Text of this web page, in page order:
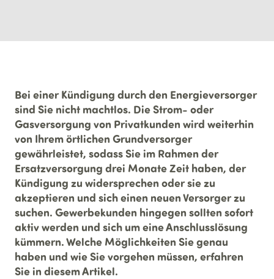
Bei einer Kündigung durch den Energieversorger
sind Sie nicht machtlos. Die Strom- oder
Gasversorgung von Privatkunden wird weiterhin
von Ihrem örtlichen Grundversorger
gewährleistet, sodass Sie im Rahmen der
Ersatzversorgung drei Monate Zeit haben, der
Kündigung zu widersprechen oder sie zu
akzeptieren und sich einen neuen Versorger zu
suchen. Gewerbekunden hingegen sollten sofort
aktiv werden und sich um eine Anschlusslösung
kümmern. Welche Möglichkeiten Sie genau
haben und wie Sie vorgehen müssen, erfahren
Sie in diesem Artikel.